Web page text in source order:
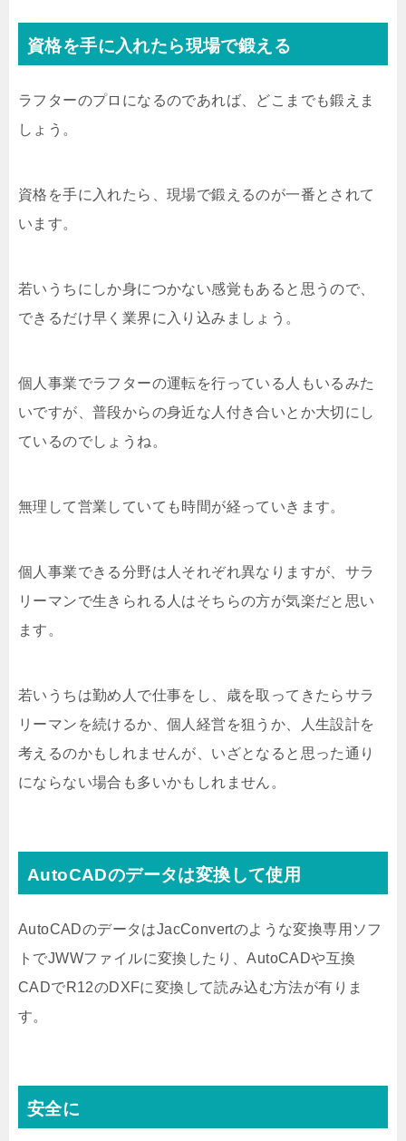
資格を手に入れたら現場で鍛える
ラフターのプロになるのであれば、どこまでも鍛えま
しょう。
資格を手に入れたら、現場で鍛えるのが一番とされて
います。
若いうちにしか身につかない感覚もあると思うので、
できるだけ早く業界に入り込みましょう。
個人事業でラフターの運転を行っている人もいるみた
いですが、普段からの身近な人付き合いとか大切にし
ているのでしょうね。
無理して営業していても時間が経っていきます。
個人事業できる分野は人それぞれ異なりますが、サラ
リーマンで生きられる人はそちらの方が気楽だと思い
ます。
若いうちは勤め人で仕事をし、歳を取ってきたらサラ
リーマンを続けるか、個人経営を狙うか、人生設計を
考えるのかもしれませんが、いざとなると思った通り
にならない場合も多いかもしれません。
AutoCADのデータは変換して使用
AutoCADのデータはJacConvertのような変換専用ソフ
トでJWWファイルに変換したり、AutoCADや互換
CADでR12のDXFに変換して読み込む方法が有りま
す。
安全に